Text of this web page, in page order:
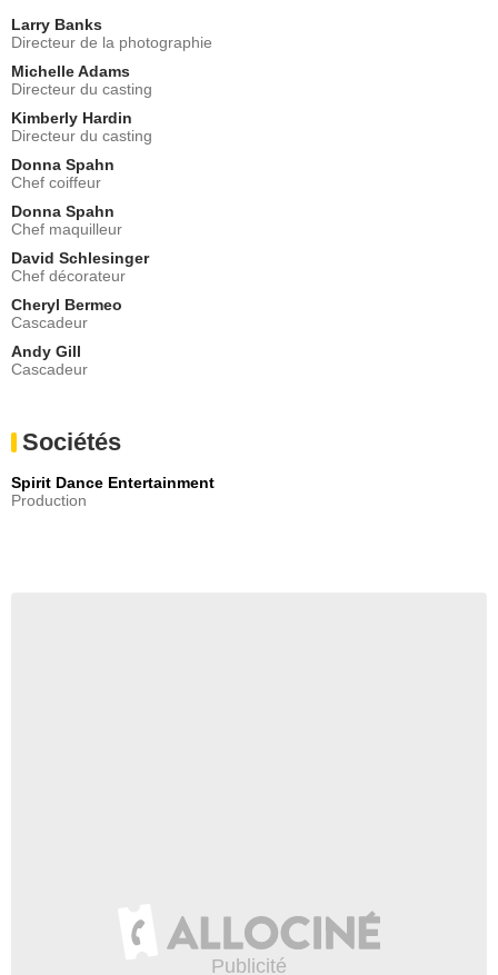
Larry Banks
Directeur de la photographie
Michelle Adams
Directeur du casting
Kimberly Hardin
Directeur du casting
Donna Spahn
Chef coiffeur
Donna Spahn
Chef maquilleur
David Schlesinger
Chef décorateur
Cheryl Bermeo
Cascadeur
Andy Gill
Cascadeur
Sociétés
Spirit Dance Entertainment
Production